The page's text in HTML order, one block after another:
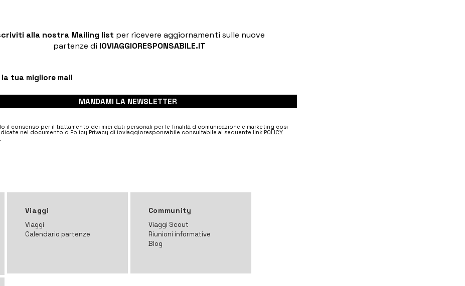
alla nostra Mailing list per ricevere aggiornamenti sulle nuove
partenze di IOVIAGGIORESPONSABILE.IT
MANDAMI LA NEWSLETTER
il consenso per il trattamento dei miei dati personali per le finalità d comunicazione e marketing cosi
nel documento d Policy Privacy di ioviaggioresponsabile consultabile al seguente link POLICY
Viaggi
Viaggi
Calendario partenze
Community
Viaggi Scout
Riunioni informative
Blog